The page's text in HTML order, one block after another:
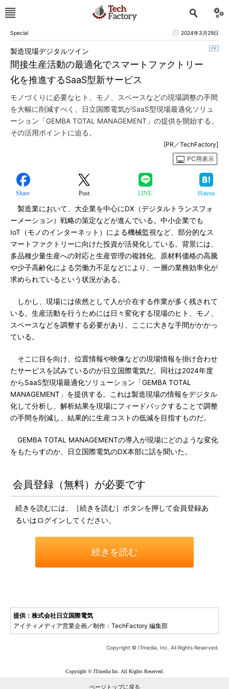
Special 2024年3月29日
間接生産活動の最適化でスマートファクトリー
化を推進するSaaS型新サービス
製造現場デジタルツイン
モノづくりに必要なヒト、モノ、スペースなどの現場調整の手間
を大幅に削減すべく、日立国際電気がSaaS型現場最適化ソリュ
ーション「GEMBA TOTAL MANAGEMENT」の提供を開始する。
その活用ポイントに迫る。
[PR／TechFactory]
PC用表示
Share Post LINE Hatena
製造業において、大企業を中心にDX（デジタルトランスフォ
ーメーション）戦略の策定などが進んでいる。中小企業でも
IoT（モノのインターネット）による機械監視など、部分的なス
マートファクトリーに向けた投資が活発化している。背景には、
多品種少量生産への対応と生産管理の複雑化、原材料価格の高騰
や少子高齢化による労働力不足などにより、一層の業務効率化が
求められているという状況がある。
しかし、現場には依然として人が介在する作業が多く残されて
いる。生産活動を行うためには日々変化する現場のヒト、モノ、
スペースなどを調整する必要があり、ここに大きな手間がかかっ
ている。
そこに目を向け、位置情報や映像などの現場情報を掛け合わせ
たサービスを試みているのが日立国際電気だ。同社は2024年度
からSaaS型現場最適化ソリューション「GEMBA TOTAL
MANAGEMENT」を提供する。これは製造現場の情報をデジタル
化して分析し、解析結果を現場にフィードバックすることで調整
の手間を削減し、結果的に生産コストの低減を目指すものだ。
GEMBA TOTAL MANAGEMENTの導入が現場にどのような変化
をもたらすのか、日立国際電気のDX本部に話を聞いた。
会員登録（無料）が必要です
続きを読むには、［続きを読む］ボタンを押して会員登録あ
るいはログインしてください。
続きを読む
提供：株式会社日立国際電気
アイティメディア営業企画／制作：TechFactory 編集部
Copyright © ITmedia, Inc. All Rights Reserved.
Copyright © ITmedia Inc. All Rights Reserved.
ページトップに戻る